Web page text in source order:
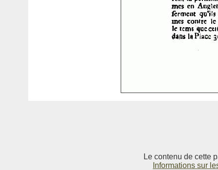
Le contenu de cette
Informations sur